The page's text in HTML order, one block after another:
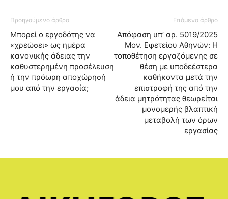
Προηγούμενο άρθρο
Μπορεί ο εργοδότης να
«χρεώσει» ως ημέρα
κανονικής άδειας την
καθυστερημένη προσέλευση
ή την πρόωρη αποχώρησή
μου από την εργασία;
Επόμενο άρθρο
Απόφαση υπ’ αρ. 5019/2025
Μον. Εφετείου Αθηνών: Η
τοποθέτηση εργαζόμενης σε
θέση με υποδεέστερα
καθήκοντα μετά την
επιστροφή της από την
άδεια μητρότητας θεωρείται
μονομερής βλαπτική
μεταβολή των όρων
εργασίας